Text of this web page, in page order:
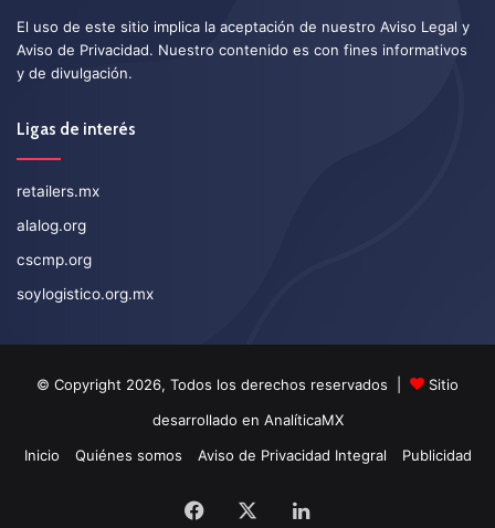
El uso de este sitio implica la aceptación de nuestro Aviso Legal y
Aviso de Privacidad. Nuestro contenido es con fines informativos
y de divulgación.
Ligas de interés
retailers.mx
alalog.org
cscmp.org
soylogistico.org.mx
© Copyright 2026, Todos los derechos reservados |
Sitio
desarrollado en AnalíticaMX
Inicio
Quiénes somos Aviso de Privacidad Integral Publicidad
Facebook LinkedIn